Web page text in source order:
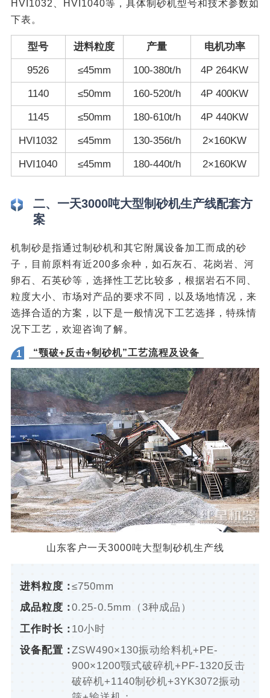
HVI1032、HVI1040等，具体制砂机型号和技术参数如
下表。
型号 进料粒度 产量 电机功率
9526 ≤45mm 100-380t/h 4P 264KW
1140 ≤50mm 160-520t/h 4P 400KW
1145 ≤50mm 180-610t/h 4P 440KW
HVI1032 ≤45mm 130-356t/h 2×160KW
HVI1040 ≤45mm 180-440t/h 2×160KW
二、一天3000吨大型制砂机生产线配套方
案
机制砂是指通过制砂机和其它附属设备加工而成的砂
子，目前原料有近200多余种，如石灰石、花岗岩、河
卵石、石英砂等，选择性工艺比较多，根据岩石不同、
粒度大小、市场对产品的要求不同，以及场地情况，来
选择合适的方案，以下是一般情况下工艺选择，特殊情
况下工艺，欢迎咨询了解。
1 “颚破+反击+制砂机”工艺流程及设备
山东客户一天3000吨大型制砂机生产线
进料粒度：≤750mm
成品粒度：0.25-0.5mm（3种成品）
工作时长：10小时
设备配置：ZSW490×130振动给料机+PE-
900×1200颚式破碎机+PF-1320反击
破碎机+1140制砂机+3YK3072振动